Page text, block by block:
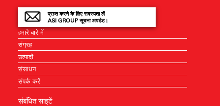
प्राप्त करने के लिए सदस्यता लें
ASI GROUP सूचना अपडेट।
हमारे बारे में
संग्रह
उत्पादों
संसाधन
संपर्क करें
संबंधित साइटें